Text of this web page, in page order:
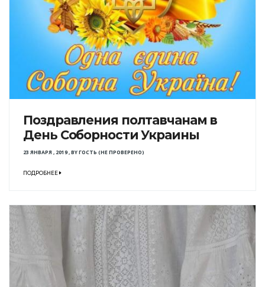
Поздравления полтавчанам в
День Соборности Украины
23 ЯНВАРЯ , 2019,BYГОСТЬ (НЕ ПРОВЕРЕНО)
ПОДРОБНЕЕ